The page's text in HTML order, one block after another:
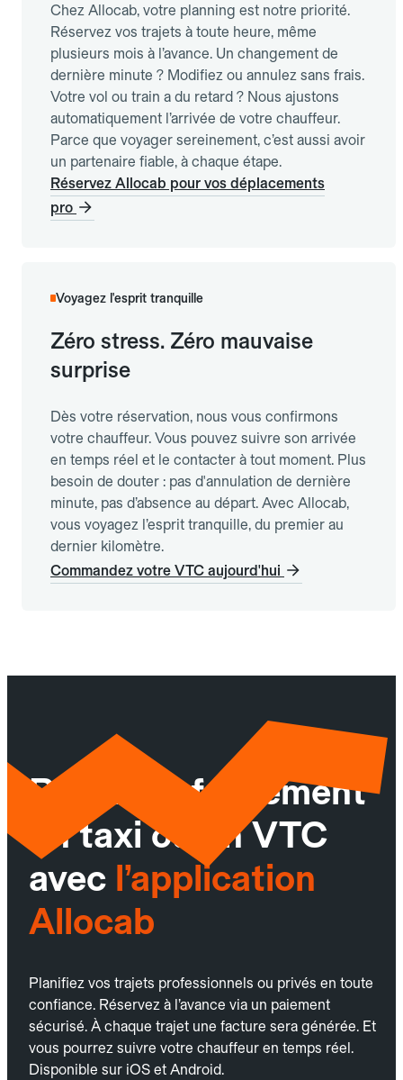
Chez Allocab, votre planning est notre priorité.
Réservez vos trajets à toute heure, même
plusieurs mois à l’avance. Un changement de
dernière minute ? Modifiez ou annulez sans frais.
Votre vol ou train a du retard ? Nous ajustons
automatiquement l’arrivée de votre chauffeur.
Parce que voyager sereinement, c’est aussi avoir
un partenaire fiable, à chaque étape.
Réservez Allocab pour vos déplacements
pro
Voyagez l'esprit tranquille
Zéro stress. Zéro mauvaise
surprise
Dès votre réservation, nous vous confirmons
votre chauffeur. Vous pouvez suivre son arrivée
en temps réel et le contacter à tout moment. Plus
besoin de douter : pas d'annulation de dernière
minute, pas d’absence au départ. Avec Allocab,
vous voyagez l’esprit tranquille, du premier au
dernier kilomètre.
Commandez votre VTC aujourd'hui
Réservez facilement
un taxi ou un VTC
avec l’application
Allocab
Planifiez vos trajets professionnels ou privés en toute
confiance. Réservez à l’avance via un paiement
sécurisé. À chaque trajet une facture sera générée. Et
vous pourrez suivre votre chauffeur en temps réel.
Disponible sur iOS et Android.